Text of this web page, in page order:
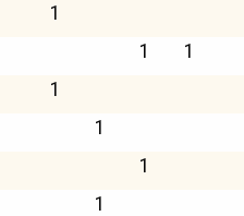
1
1
1
1
1
1
1